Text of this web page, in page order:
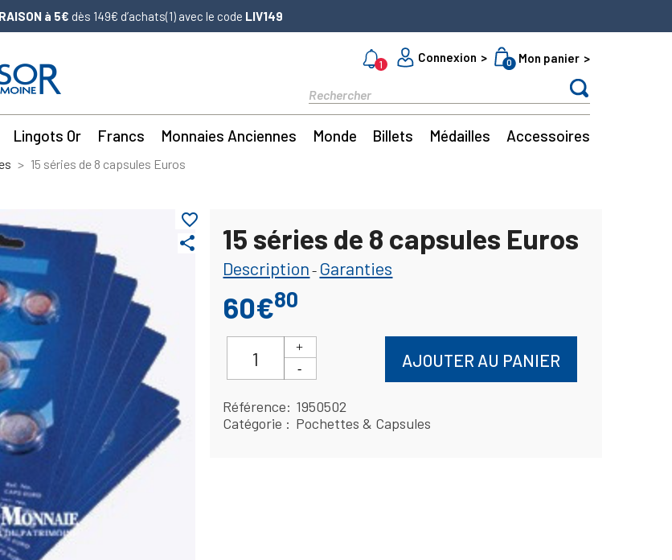
à 5€ dès 149€ d’achats(1) avec le code LIV149
1
Connexion 0 Mon panier
Lingots Or Francs Monnaies Anciennes Monde Billets Médailles Accessoires
15 séries de 8 capsules Euros
share
favorite_border
15 séries de 8 capsules Euros
Description - Garanties
60€80
AJOUTER AU PANIER
Référence
1950502
Catégorie
Pochettes & Capsules